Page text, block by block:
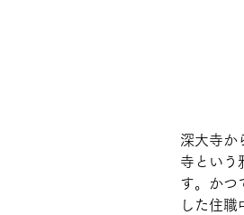
深大寺か
寺という
す。かつ
した住職